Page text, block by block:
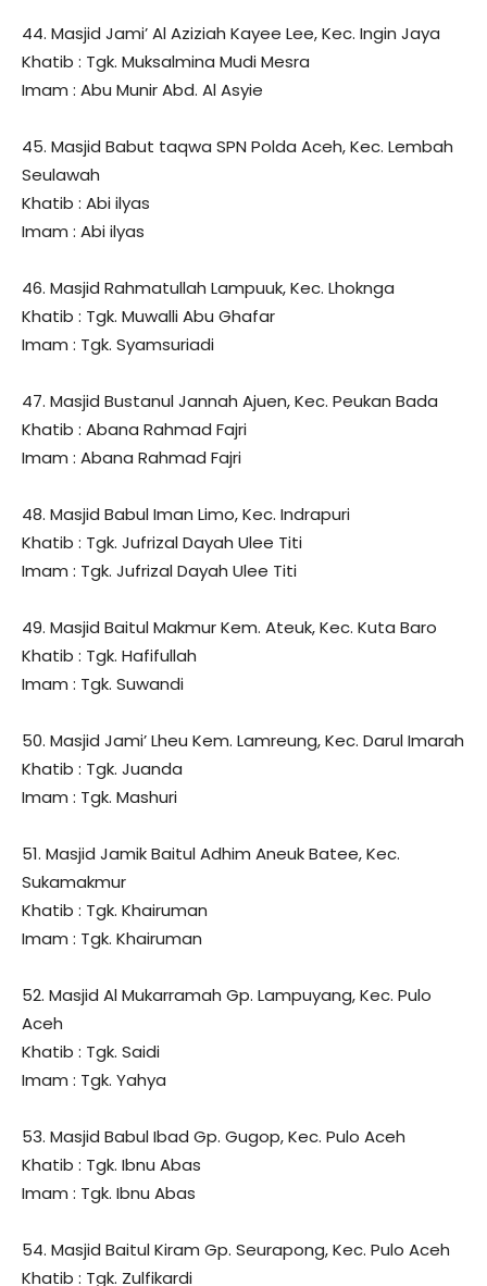
44. Masjid Jami’ Al Aziziah Kayee Lee, Kec. Ingin Jaya
Khatib : Tgk. Muksalmina Mudi Mesra
Imam : Abu Munir Abd. Al Asyie
45. Masjid Babut taqwa SPN Polda Aceh, Kec. Lembah
Seulawah
Khatib : Abi ilyas
Imam : Abi ilyas
46. Masjid Rahmatullah Lampuuk, Kec. Lhoknga
Khatib : Tgk. Muwalli Abu Ghafar
Imam : Tgk. Syamsuriadi
47. Masjid Bustanul Jannah Ajuen, Kec. Peukan Bada
Khatib : Abana Rahmad Fajri
Imam : Abana Rahmad Fajri
48. Masjid Babul Iman Limo, Kec. Indrapuri
Khatib : Tgk. Jufrizal Dayah Ulee Titi
Imam : Tgk. Jufrizal Dayah Ulee Titi
49. Masjid Baitul Makmur Kem. Ateuk, Kec. Kuta Baro
Khatib : Tgk. Hafifullah
Imam : Tgk. Suwandi
50. Masjid Jami’ Lheu Kem. Lamreung, Kec. Darul Imarah
Khatib : Tgk. Juanda
Imam : Tgk. Mashuri
51. Masjid Jamik Baitul Adhim Aneuk Batee, Kec.
Sukamakmur
Khatib : Tgk. Khairuman
Imam : Tgk. Khairuman
52. Masjid Al Mukarramah Gp. Lampuyang, Kec. Pulo
Aceh
Khatib : Tgk. Saidi
Imam : Tgk. Yahya
53. Masjid Babul Ibad Gp. Gugop, Kec. Pulo Aceh
Khatib : Tgk. Ibnu Abas
Imam : Tgk. Ibnu Abas
54. Masjid Baitul Kiram Gp. Seurapong, Kec. Pulo Aceh
Khatib : Tgk. Zulfikardi